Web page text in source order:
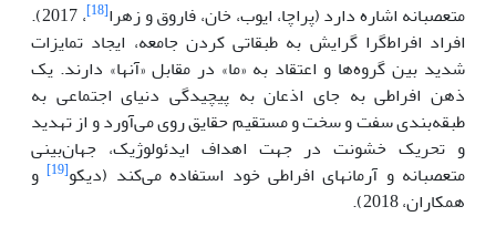
متعصبانه اشاره دارد (پراچا، ایوب، خان، فاروق و زهرا[18]
، 2017).
افراد افراط‌گرا گرایش به طبقاتی کردن جامعه، ایجاد تمایزات
شدید بین گروه‌ها و اعتقاد به «ما» در مقابل «آنها» دارند. یک
ذهن افراطی به جای اذعان به پیچیدگی دنیای اجتماعی به
طبقه‌بندی سفت و سخت و مستقیم حقایق روی می‌آورد و از تهدید
و تحریک خشونت در جهت اهداف ایدئولوژیک، جهان‌بینی
متعصبانه و آرمانهای افراطی‌ خود استفاده می‌کند (دیکو[19]
و
همکاران، 2018).